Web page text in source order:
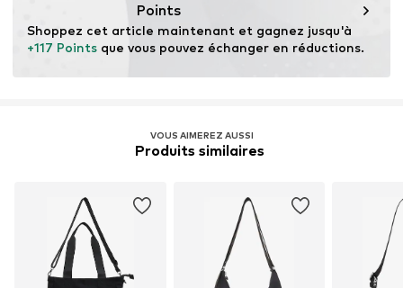
Points
+117 Points que vous pouvez échanger en réductions.
VOUS AIMEREZ AUSSI
Produits similaires